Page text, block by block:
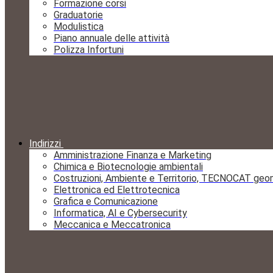
Formazione corsi
Graduatorie
Modulistica
Piano annuale delle attività
Polizza Infortuni
Indirizzi
Amministrazione Finanza e Marketing
Chimica e Biotecnologie ambientali
Costruzioni, Ambiente e Territorio, TECNOCAT
Elettronica ed Elettrotecnica
Grafica e Comunicazione
Informatica, AI e Cybersecurity
Meccanica e Meccatronica